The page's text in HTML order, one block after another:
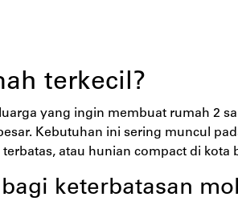
terkecil?
yang ingin membuat rumah 2
Kebutuhan ini sering muncul
atau hunian compact di kota
keterbatasan